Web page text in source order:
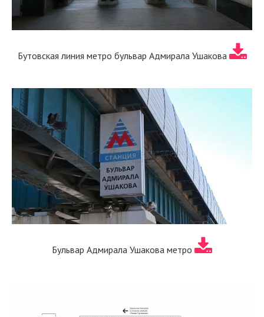
Бутовская линия метро бульвар Адмирала Ушакова
Бульвар Адмирала Ушакова метро